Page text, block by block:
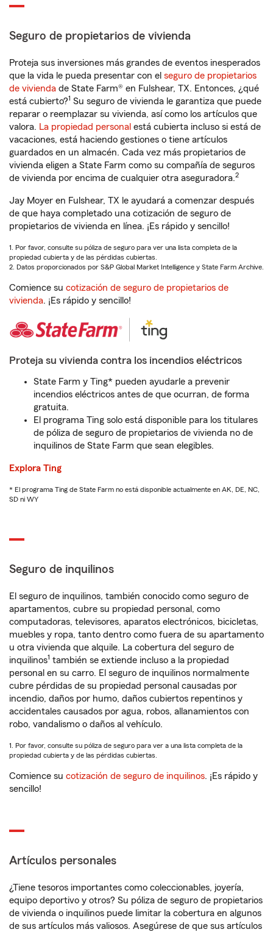
Seguro de propietarios de vivienda
Proteja sus inversiones más grandes de eventos inesperados
que la vida le pueda presentar con el seguro de propietarios
de vivienda de State Farm® en Fulshear, TX. Entonces, ¿qué
está cubierto?1 Su seguro de vivienda le garantiza que puede
reparar o reemplazar su vivienda, así como los artículos que
valora. La propiedad personal está cubierta incluso si está de
vacaciones, está haciendo gestiones o tiene artículos
guardados en un almacén. Cada vez más propietarios de
vivienda eligen a State Farm como su compañía de seguros
de vivienda por encima de cualquier otra aseguradora.2
Jay Moyer en Fulshear, TX le ayudará a comenzar después
de que haya completado una cotización de seguro de
propietarios de vivienda en línea. ¡Es rápido y sencillo!
1. Por favor, consulte su póliza de seguro para ver una lista completa de la
propiedad cubierta y de las pérdidas cubiertas.
2. Datos proporcionados por S&P Global Market Intelligence y State Farm Archive.
Comience su cotización de seguro de propietarios de
vivienda. ¡Es rápido y sencillo!
Proteja su vivienda contra los incendios eléctricos
State Farm y Ting* pueden ayudarle a prevenir
incendios eléctricos antes de que ocurran, de forma
gratuita.
El programa Ting solo está disponible para los titulares
de póliza de seguro de propietarios de vivienda no de
inquilinos de State Farm que sean elegibles.
Explora Ting
* El programa Ting de State Farm no está disponible actualmente en AK, DE, NC,
SD ni WY
Seguro de inquilinos
El seguro de inquilinos, también conocido como seguro de
apartamentos, cubre su propiedad personal, como
computadoras, televisores, aparatos electrónicos, bicicletas,
muebles y ropa, tanto dentro como fuera de su apartamento
u otra vivienda que alquile. La cobertura del seguro de
inquilinos1 también se extiende incluso a la propiedad
personal en su carro. El seguro de inquilinos normalmente
cubre pérdidas de su propiedad personal causadas por
incendio, daños por humo, daños cubiertos repentinos y
accidentales causados por agua, robos, allanamientos con
robo, vandalismo o daños al vehículo.
1. Por favor, consulte su póliza de seguro para ver a una lista completa de la
propiedad cubierta y de las pérdidas cubiertas.
Comience su cotización de seguro de inquilinos. ¡Es rápido y
sencillo!
Artículos personales
¿Tiene tesoros importantes como coleccionables, joyería,
equipo deportivo y otros? Su póliza de seguro de propietarios
de vivienda o inquilinos puede limitar la cobertura en algunos
de sus artículos más valiosos. Asegúrese de que sus artículos